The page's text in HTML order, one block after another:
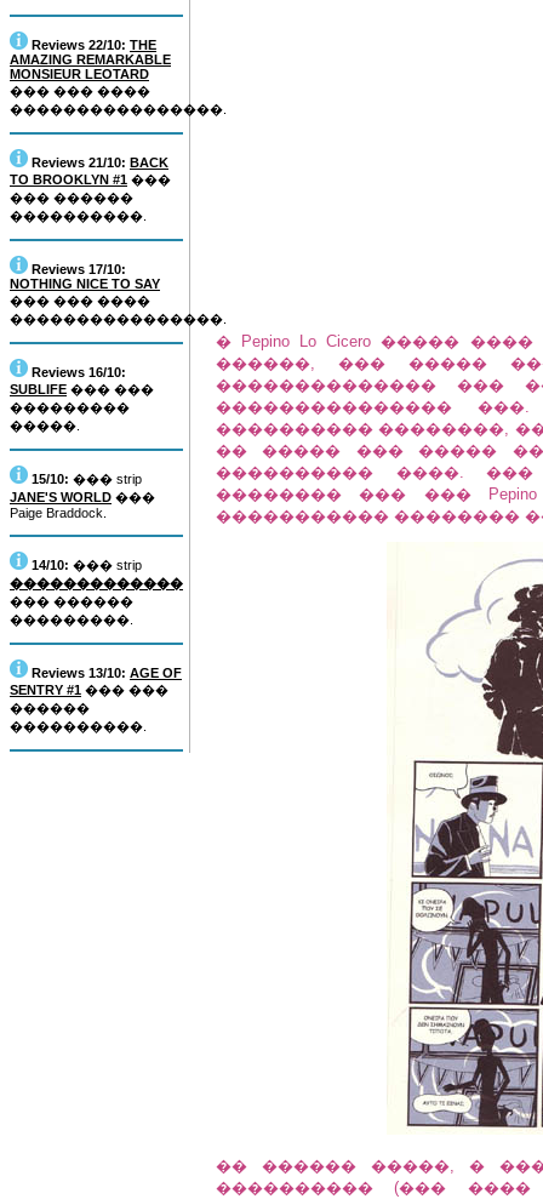
Reviews 22/10: THE
AMAZING REMARKABLE
MONSIEUR LEOTARD
��� ��� ����
����������������.
Reviews 21/10: BACK
TO BROOKLYN #1 ���
��� ������
����������.
Reviews 17/10:
NOTHING NICE TO SAY
��� ��� ����
����������������.
Reviews 16/10:
SUBLIFE ��� ���
���������
�����.
15/10: ��� strip
JANE'S WORLD ���
Paige Braddock.
14/10: ��� strip
�������������
��� ������
���������.
Reviews 13/10: AGE OF
SENTRY #1 ��� ���
������
����������.
� Pepino Lo Cicero �����
������, ��� �����
�������������� ���
���������������
���������� ��������,
�� ����� ��� �����
���������� ����.
�������� ��� ���
����������� ��������
�� ������ �����, �
���������� (���